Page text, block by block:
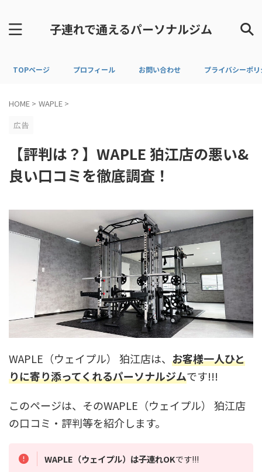
子連れで通えるパーソナルジム
TOPページ プロフィール お問い合わせ プライバシーポ
HOME > WAPLE >
広告
【評判は？】WAPLE 狛江店の悪い&
良い口コミを徹底調査！
WAPLE（ウェイプル） 狛江店は、 お客様一人ひと
りに寄り添ってくれるパーソナルジムです!!!
このページは、そのWAPLE（ウェイプル） 狛江店
の口コミ・評判等を紹介します。
WAPLE（ウェイプル）は子連れOKです!!!